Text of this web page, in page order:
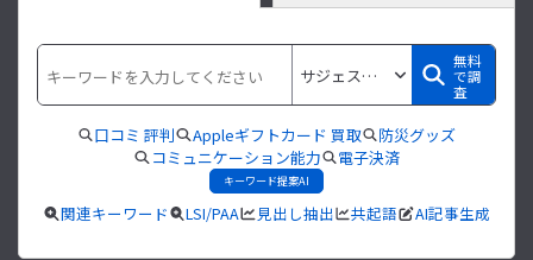
無料
で調
査
口コミ 評判 Appleギフトカード 買取
防災グッズ
コミュニケーション能力
電子決済
キーワード提案AI
関連キーワード LSI/PAA 見出し抽出 共起語 AI記事生成